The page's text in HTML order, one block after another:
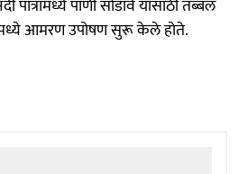
पात्रामध्ये पाणी सोडावे यासाठी तब्बल
आमरण उपोषण सुरू केले होते.